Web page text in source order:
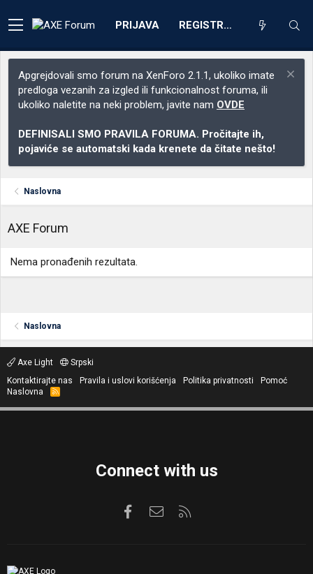
PRIJAVA REGISTRACIJA
Apgrejdovali smo forum na XenForo 2.1.1, ukoliko imate
predloga vezanih za izgled ili funkcionalnost foruma, ili
ukoliko naletite na neki problem, javite nam OVDE
DEFINISALI SMO PRAVILA FORUMA. Pročitajte ih,
pojaviće se automatski kada krenete da čitate nešto!
Naslovna
AXE Forum
Nema pronađenih rezultata.
Naslovna
Axe Light
Srpski
Kontaktirajte nas
Pravila i uslovi korišćenja Politika privatnosti
Pomoć
Naslovna
R
S
Connect with us
FacebookKontaktirajte nas